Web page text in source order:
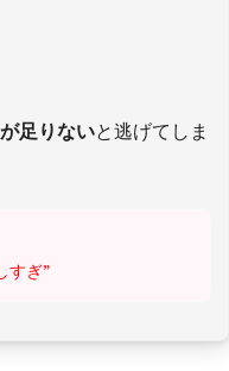
足りないと逃げてしま
すぎ”